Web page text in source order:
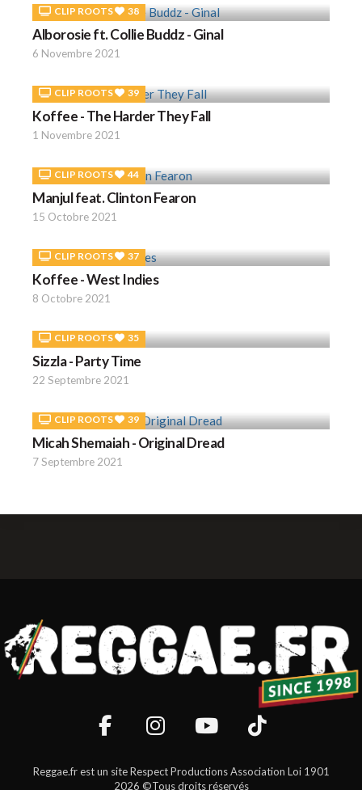
CLIP ROOTS 38
Alborosie ft. Collie Buddz - Ginal
6 Novembre 2021
CLIP ROOTS 39
Koffee - The Harder They Fall
1 Novembre 2021
CLIP ROOTS 44
Manjul feat. Clinton Fearon
15 Octobre 2021
CLIP ROOTS 37
Koffee - West Indies
8 Octobre 2021
CLIP ROOTS 35
Sizzla - Party Time
22 Septembre 2021
CLIP ROOTS 39
Micah Shemaiah - Original Dread
7 Septembre 2021
Reggae.fr est un site Respect Productions Association Loi 1901
2026 ©Tous droits réservés